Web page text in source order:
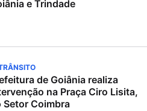
e Trindade
de Goiânia realiza
na Praça Ciro Lisita,
Setor Coimbra